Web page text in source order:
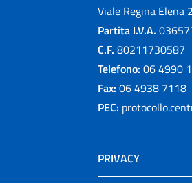
Viale Regina Elena
Partita I.V.A.
C.F. 80211730587
Telefono: 06 4990 1
Fax: 06 4938 7118
PEC:
PRIVACY